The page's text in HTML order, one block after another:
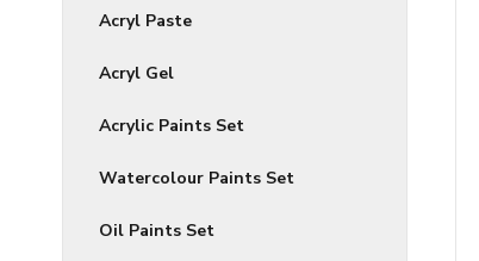
Acryl Paste
Acryl Gel
Acrylic Paints Set
Watercolour Paints Set
Oil Paints Set